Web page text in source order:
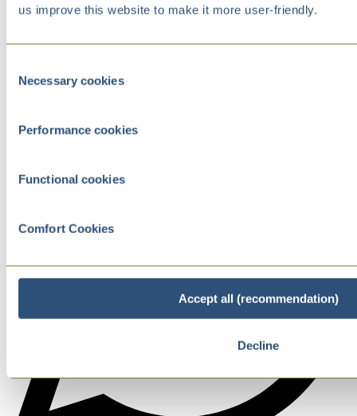
us improve this website to make it more user-friendly.
Selection
Necessary cookies
Performance cookies
Functional cookies
Comfort Cookies
Accept all (recommendation)
Decline